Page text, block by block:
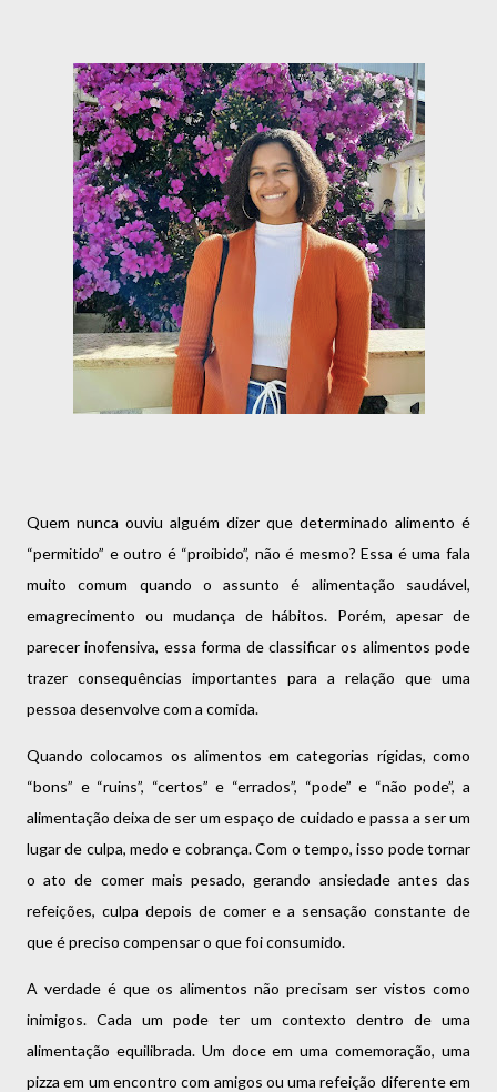
Quem nunca ouviu alguém dizer que determinado alimento é
“permitido” e outro é “proibido”, não é mesmo? Essa é uma fala
muito comum quando o assunto é alimentação saudável,
emagrecimento ou mudança de hábitos. Porém, apesar de
parecer inofensiva, essa forma de classificar os alimentos pode
trazer consequências importantes para a relação que uma
pessoa desenvolve com a comida.
Quando colocamos os alimentos em categorias rígidas, como
“bons” e “ruins”, “certos” e “errados”, “pode” e “não pode”, a
alimentação deixa de ser um espaço de cuidado e passa a ser um
lugar de culpa, medo e cobrança. Com o tempo, isso pode tornar
o ato de comer mais pesado, gerando ansiedade antes das
refeições, culpa depois de comer e a sensação constante de
que é preciso compensar o que foi consumido.
A verdade é que os alimentos não precisam ser vistos como
inimigos. Cada um pode ter um contexto dentro de uma
alimentação equilibrada. Um doce em uma comemoração, uma
pizza em um encontro com amigos ou uma refeição diferente em